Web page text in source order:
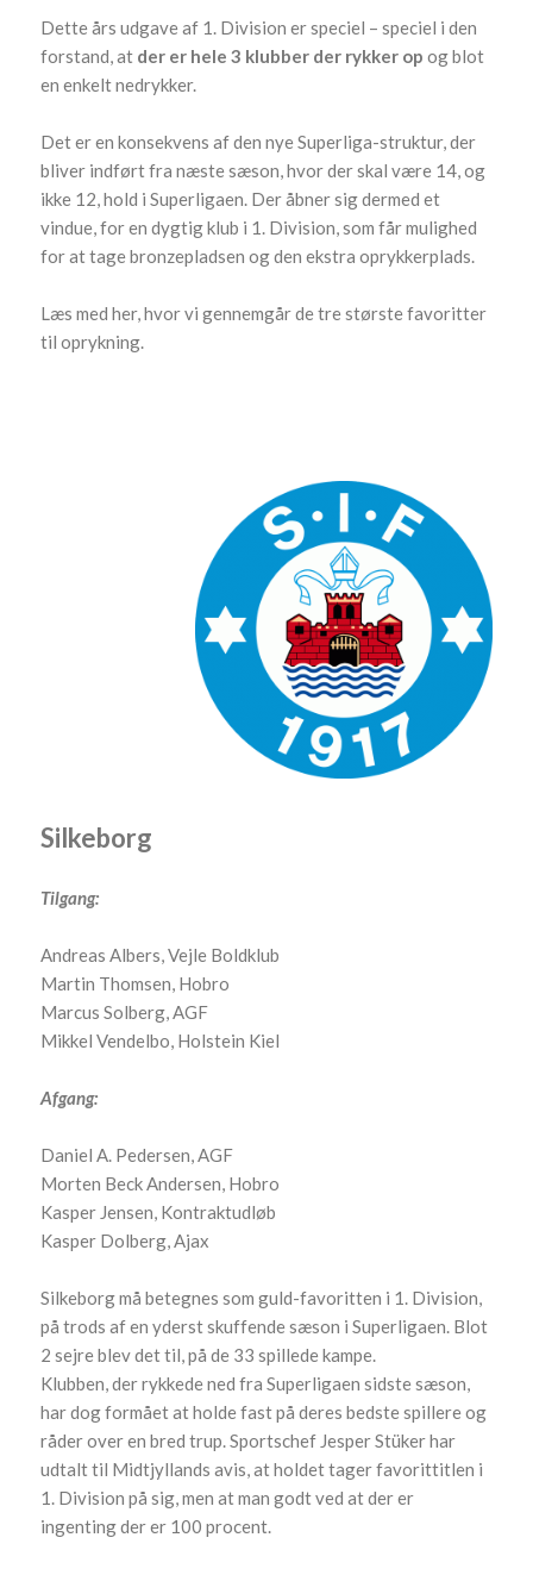
Dette års udgave af 1. Division er speciel – speciel i den
forstand, at der er hele 3 klubber der rykker op og blot
en enkelt nedrykker.
Det er en konsekvens af den nye Superliga-struktur, der
bliver indført fra næste sæson, hvor der skal være 14, og
ikke 12, hold i Superligaen. Der åbner sig dermed et
vindue, for en dygtig klub i 1. Division, som får mulighed
for at tage bronzepladsen og den ekstra oprykkerplads.
Læs med her, hvor vi gennemgår de tre største favoritter
til oprykning.
Silkeborg
Tilgang:
Andreas Albers, Vejle Boldklub
Martin Thomsen, Hobro
Marcus Solberg, AGF
Mikkel Vendelbo, Holstein Kiel
Afgang:
Daniel A. Pedersen, AGF
Morten Beck Andersen, Hobro
Kasper Jensen, Kontraktudløb
Kasper Dolberg, Ajax
Silkeborg må betegnes som guld-favoritten i 1. Division,
på trods af en yderst skuffende sæson i Superligaen. Blot
2 sejre blev det til, på de 33 spillede kampe.
Klubben, der rykkede ned fra Superligaen sidste sæson,
har dog formået at holde fast på deres bedste spillere og
råder over en bred trup. Sportschef Jesper Stüker har
udtalt til Midtjyllands avis, at holdet tager favorittitlen i
1. Division på sig, men at man godt ved at der er
ingenting der er 100 procent.